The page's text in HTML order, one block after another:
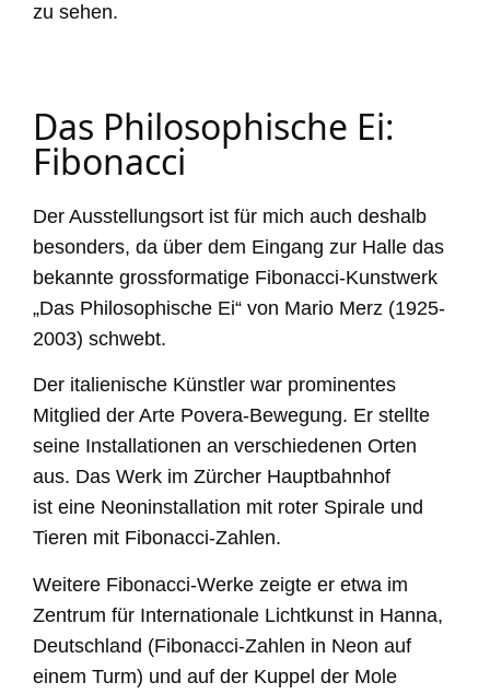
zu sehen.
Das Philosophische Ei:
Fibonacci
Der Ausstellungsort ist für mich auch deshalb
besonders, da über dem Eingang zur Halle das
bekannte grossformatige Fibonacci-Kunstwerk
„Das Philosophische Ei“ von Mario Merz (1925-
2003) schwebt.
Der italienische Künstler war prominentes
Mitglied der Arte Povera-Bewegung. Er stellte
seine Installationen an verschiedenen Orten
aus. Das Werk im Zürcher Hauptbahnhof
ist eine Neoninstallation mit roter Spirale und
Tieren mit Fibonacci-Zahlen.
Weitere Fibonacci-Werke zeigte er etwa im
Zentrum für Internationale Lichtkunst in Hanna,
Deutschland (Fibonacci-Zahlen in Neon auf
einem Turm) und auf der Kuppel der Mole